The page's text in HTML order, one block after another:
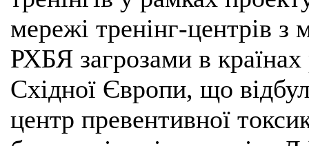
мережі тренінг-центрів з
РХБЯ загрозами в країнах
Східної Європи, що
центр превентивної